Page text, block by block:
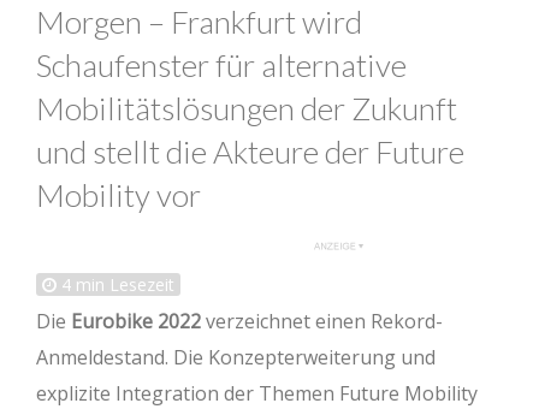
Morgen – Frankfurt wird
Schaufenster für alternative
Mobilitätslösungen der Zukunft
und stellt die Akteure der Future
Mobility vor
4 min Lesezeit
Die Eurobike 2022verzeichnet einen Rekord-
Anmeldestand. Die Konzepterweiterung und
explizite Integration der Themen Future Mobility